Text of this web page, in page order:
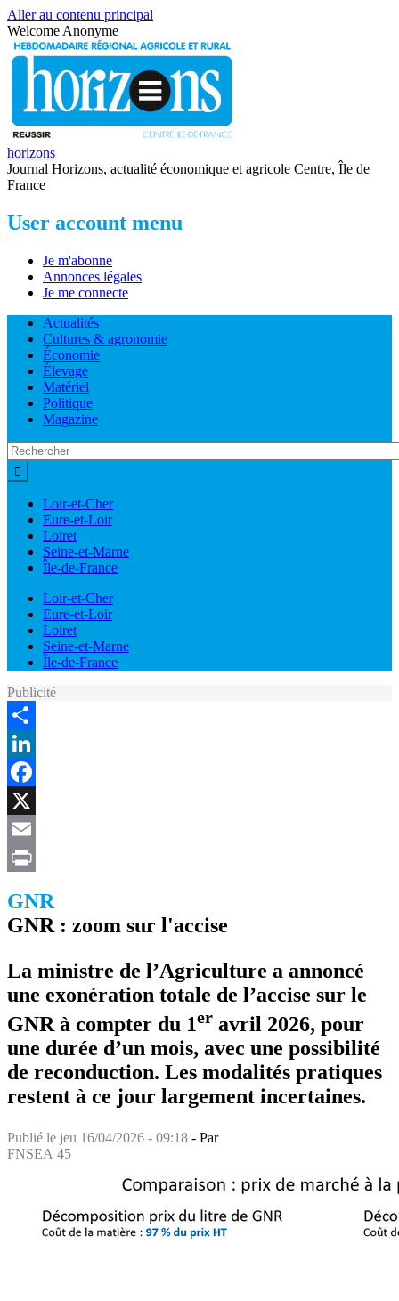
Aller au contenu principal
Welcome Anonyme
horizons
Journal Horizons, actualité économique et agricole Centre, Île de
France
User account menu
Je m'abonne
Annonces légales
Je me connecte
Actualités
Cultures & agronomie
Économie
Élevage
Matériel
Politique
Magazine
Loir-et-Cher
Eure-et-Loir
Loiret
Seine-et-Marne
Île-de-France
Loir-et-Cher
Eure-et-Loir
Loiret
Seine-et-Marne
Île-de-France
Publicité
Share
LinkedIn
Facebook
X
Email
GNR
GNR : zoom sur l'accise
La ministre de l’Agriculture a annoncé
une exonération totale de l’accise sur le
GNR à compter du 1er avril 2026, pour
une durée d’un mois, avec une possibilité
de reconduction. Les modalités pratiques
restent à ce jour largement incertaines.
Publié le jeu 16/04/2026 - 09:18 - Par
FNSEA 45